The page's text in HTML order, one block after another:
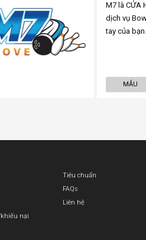
M7 là CỬA
dịch vụ
tay của bạn.
MẪU
nại
Tiêu chuẩn
FAQs
Liên hệ